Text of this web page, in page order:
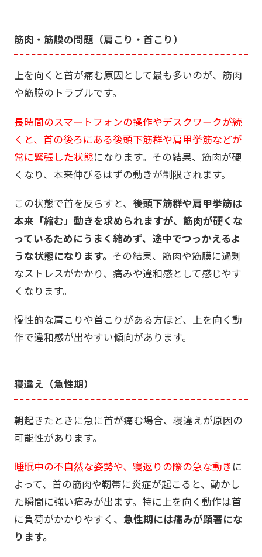
筋肉・筋膜の問題（肩こり・首こり）
上を向くと首が痛む原因として最も多いのが、筋肉
や筋膜のトラブルです。
長時間のスマートフォンの操作やデスクワークが続
くと、首の後ろにある後頭下筋群や肩甲挙筋などが
常に緊張した状態になります。その結果、筋肉が硬
くなり、本来伸びるはずの動きが制限されます。
この状態で首を反らすと、 後頭下筋群や肩甲挙筋は
本来「縮む」動きを求められますが、筋肉が硬くな
っているためにうまく縮めず、途中でつっかえるよ
うな状態になります。 その結果、筋肉や筋膜に過剰
なストレスがかかり、痛みや違和感として感じやす
くなります。
慢性的な肩こりや首こりがある方ほど、上を向く動
作で違和感が出やすい傾向があります。
寝違え（急性期）
朝起きたときに急に首が痛む場合、寝違えが原因の
可能性があります。
睡眠中の不自然な姿勢や、寝返りの際の急な動き に
よって、首の筋肉や靭帯に炎症が起こると、動かし
た瞬間に強い痛みが出ます。特に上を向く動作は首
に負荷がかかりやすく、 急性期には痛みが顕著にな
ります。